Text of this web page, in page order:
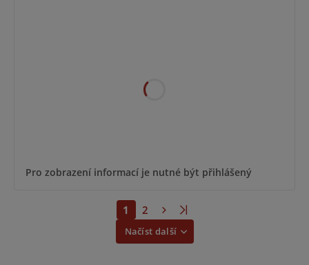
Pro zobrazení informací je nutné být přihlášený
Načíst další
1 2